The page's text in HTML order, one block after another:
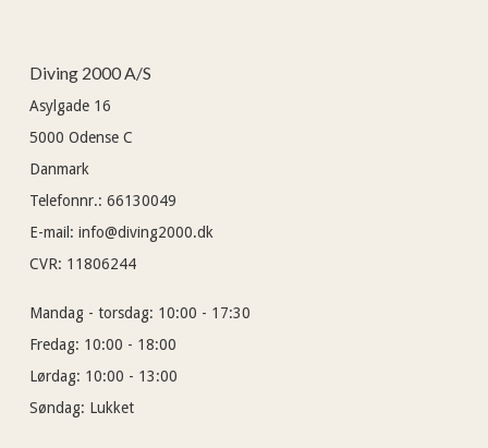
Diving 2000 A/S
Asylgade 16
5000 Odense C
Danmark
Telefonnr.: 66130049
E-mail : info@diving2000.dk
CVR: 11806244
Mandag - torsdag: 10:00 - 17:30
Fredag: 10:00 - 18:00
Lørdag: 10:00 - 13:00
Søndag: Lukket